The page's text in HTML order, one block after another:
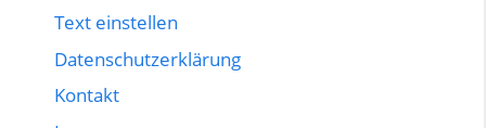
Text einstellen
Datenschutzerklärung
Kontakt